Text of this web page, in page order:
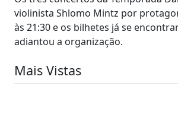
violinista Shlomo Mintz por
às 21:30 e os bilhetes já se
adiantou a organização.
Mais Vistas